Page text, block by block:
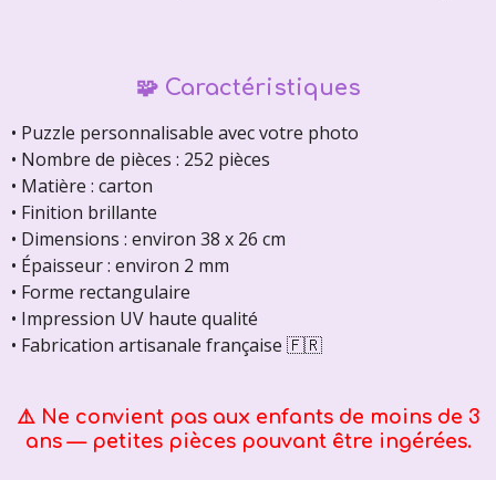
🧩 Caractéristiques
• Puzzle personnalisable avec votre photo
• Nombre de pièces : 252 pièces
• Matière : carton
• Finition brillante
• Dimensions : environ 38 x 26 cm
• Épaisseur : environ 2 mm
• Forme rectangulaire
• Impression UV haute qualité
• Fabrication artisanale française 🇫🇷
⚠️ Ne convient pas aux enfants de moins de 3
ans — petites pièces pouvant être ingérées.